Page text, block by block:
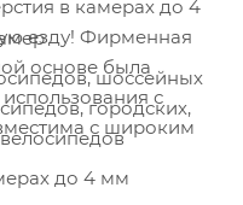
в камерах до 4
езду! Фирменная
основе была
с
с широким
шоссейных
городских,
до 4 мм